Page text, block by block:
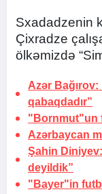
Sxadadzenin
Çixradze
ölkəmizdə
Azər Bağırov:
qabaqdadır”
"Bornmut"un
Azərbaycan
Şahin
deyildik”
"Bayer"in